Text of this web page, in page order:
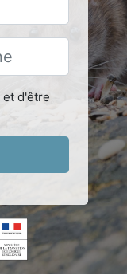
et d'être